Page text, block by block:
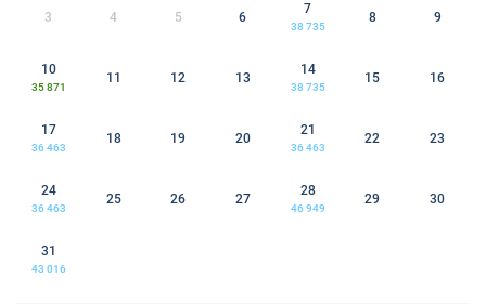
3 4 5 6
7
38 735
8 9
10
35 871
11 12 13
14
38 735
15 16
17
36 463
18 19 20
21
36 463
22 23
24
36 463
25 26 27
28
46 949
29 30
31
43 016